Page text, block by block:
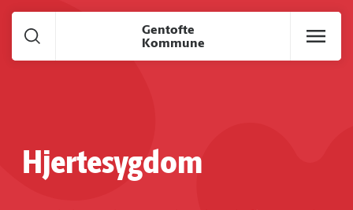
Gentofte
Kommune
Hjertesygdom